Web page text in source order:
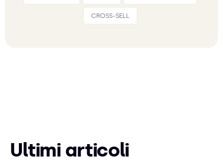
CROSS-SELL
Ultimi articoli